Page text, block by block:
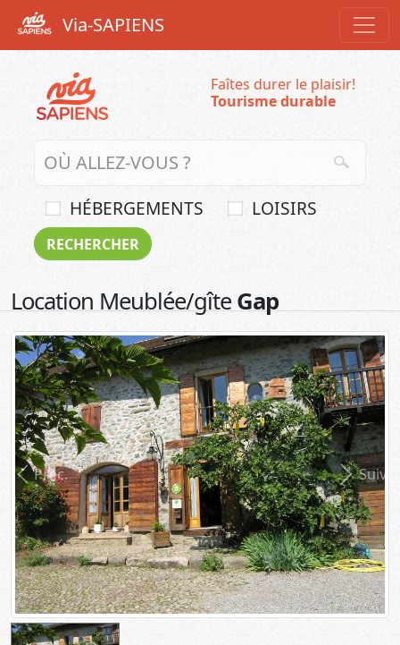
Via-SAPIENS
Faîtes durer le plaisir!
Tourisme durable
HÉBERGEMENTS LOISIRS
Location Meublée/gîteGap
Préc. Suiv.